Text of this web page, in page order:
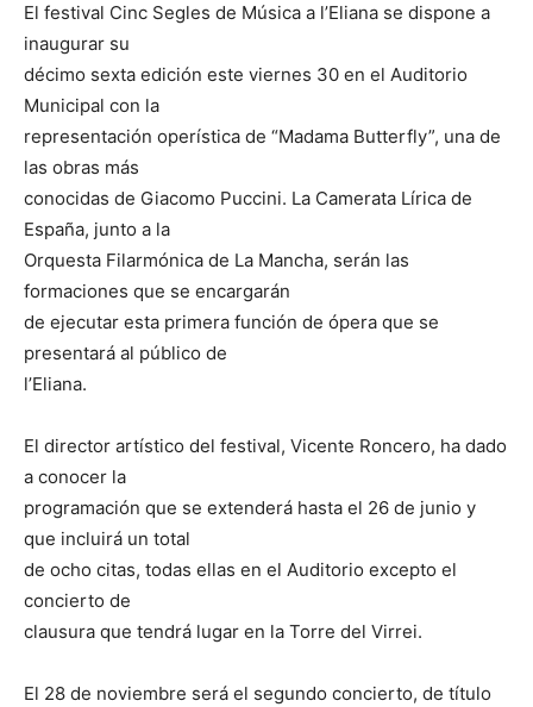
El festival Cinc Segles de Música a l’Eliana se dispone a
inaugurar su
décimo sexta edición este viernes 30 en el Auditorio
Municipal con la
representación operística de “Madama Butterfly”, una de
las obras más
conocidas de Giacomo Puccini. La Camerata Lírica de
España, junto a la
Orquesta Filarmónica de La Mancha, serán las
formaciones que se encargarán
de ejecutar esta primera función de ópera que se
presentará al público de
l’Eliana.
El director artístico del festival, Vicente Roncero, ha dado
a conocer la
programación que se extenderá hasta el 26 de junio y
que incluirá un total
de ocho citas, todas ellas en el Auditorio excepto el
concierto de
clausura que tendrá lugar en la Torre del Virrei.
El 28 de noviembre será el segundo concierto, de título